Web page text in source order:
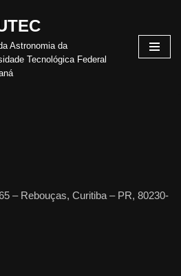
Astronomia da
Tecnológica Federal
– Rebouças, Curitiba – PR, 80230-